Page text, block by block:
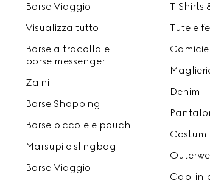
Borse Viaggio
Visualizza tutto
Borse a tracolla e
borse messenger
Zaini
Borse Shopping
Borse piccole e pouch
Marsupi e slingbag
Borse Viaggio
T-Shirts
Tute e
Camicie
Denim
Capi in